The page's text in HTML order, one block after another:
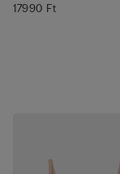
17990 Ft